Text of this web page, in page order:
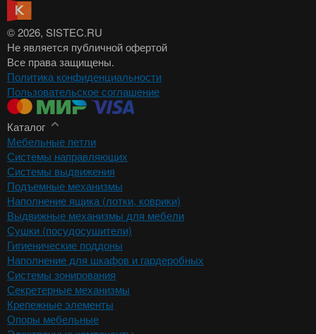
© 2026, SISTEC.RU
Не является публичной офертой
Все права защищены.
Политика конфиденциальности
Пользовательское соглашение
Каталог
Мебельные петли
Системы направляющих
Системы выдвижения
Подъемные механизмы
Наполнение ящика (лотки, коврики)
Выдвижные механизмы для мебели
Сушки (посудосушители)
Гигиенические поддоны
Наполнение для шкафов и гардеробных
Системы зонирования
Секретерные механизмы
Крепежные элементы
Опоры мебельные